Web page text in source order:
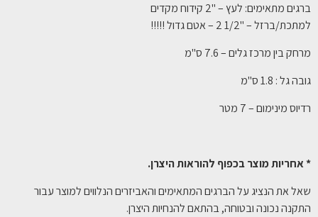
ברגים מתאימים: לעץ – "2 קידוח מקדים
למתכת/ברזל – "1/2 2 – אטם גדול !!!!!
מרחק בין מרכז גלים – 7.6 ס"מ
גובה גל : 1.8 ס"מ
רדיוס מינימום – 7 מטר
* אחריות מוצר בכפוף להוראות היצרן.
שאל את הנציג על הברגים המתאימים והאביזרים הנלווים למוצר עבור
התקנה נכונה ובטוחה, בהתאם להנחיות היצרן.